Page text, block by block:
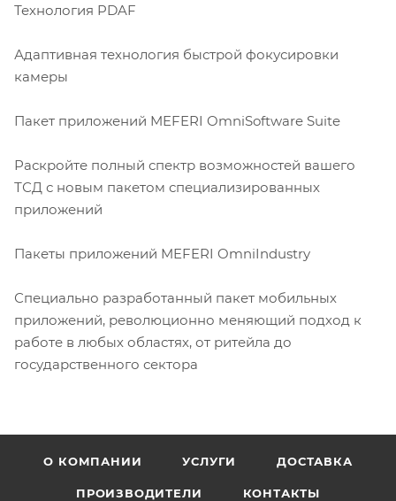
Технология PDAF
Адаптивная технология быстрой фокусировки
камеры
Пакет приложений MEFERI OmniSoftware Suite
Раскройте полный спектр возможностей вашего
ТСД с новым пакетом специализированных
приложений
Пакеты приложений MEFERI OmniIndustry
Специально разработанный пакет мобильных
приложений, революционно меняющий подход к
работе в любых областях, от ритейла до
государственного сектора
О КОМПАНИИ УСЛУГИ ДОСТАВКА
ПРОИЗВОДИТЕЛИ КОНТАКТЫ